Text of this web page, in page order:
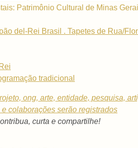
Patrimônio Cultural de Minas
del-Rei Brasil . Tapetes de Rua/
tradicional
ong, arte, entidade, pesquisa,
colaborações serão registrados
curta e compartilhe!